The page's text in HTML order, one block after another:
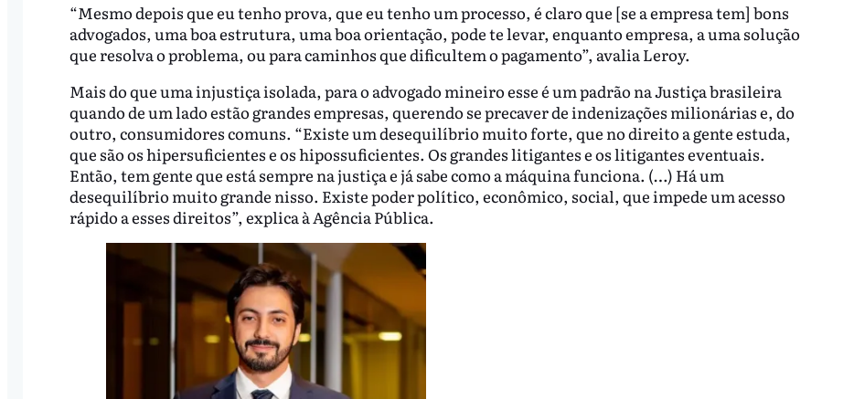
“Mesmo depois que eu tenho prova, que eu tenho um processo, é claro que [se a empresa tem] bons
advogados, uma boa estrutura, uma boa orientação, pode te levar, enquanto empresa, a uma solução
que resolva o problema, ou para caminhos que dificultem o pagamento”, avalia Leroy.
Mais do que uma injustiça isolada, para o advogado mineiro esse é um padrão na Justiça brasileira
quando de um lado estão grandes empresas, querendo se precaver de indenizações milionárias e, do
outro, consumidores comuns. “Existe um desequilíbrio muito forte, que no direito a gente estuda,
que são os hipersuficientes e os hipossuficientes. Os grandes litigantes e os litigantes eventuais.
Então, tem gente que está sempre na justiça e já sabe como a máquina funciona. (…) Há um
desequilíbrio muito grande nisso. Existe poder político, econômico, social, que impede um acesso
rápido a esses direitos”, explica à Agência Pública.